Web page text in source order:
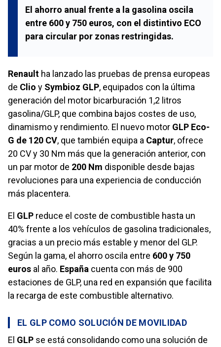
El ahorro anual frente a la gasolina oscila
entre 600 y 750 euros, con el distintivo ECO
para circular por zonas restringidas.
Renault ha lanzado las pruebas de prensa europeas
de Clio y Symbioz GLP, equipados con la última
generación del motor bicarburación 1,2 litros
gasolina/GLP, que combina bajos costes de uso,
dinamismo y rendimiento. El nuevo motor GLP Eco-
G de 120 CV, que también equipa a Captur, ofrece
20 CV y 30 Nm más que la generación anterior, con
un par motor de 200 Nm disponible desde bajas
revoluciones para una experiencia de conducción
más placentera.
El GLP reduce el coste de combustible hasta un
40% frente a los vehículos de gasolina tradicionales,
gracias a un precio más estable y menor del GLP.
Según la gama, el ahorro oscila entre 600 y 750
euros al año. España cuenta con más de 900
estaciones de GLP, una red en expansión que facilita
la recarga de este combustible alternativo.
EL GLP COMO SOLUCIÓN DE MOVILIDAD
El GLP se está consolidando como una solución de